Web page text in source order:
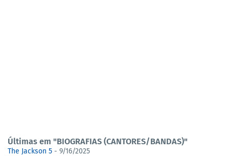
Últimas em "BIOGRAFIAS (CANTORES/BANDAS)"
The Jackson 5 - 9/16/2025